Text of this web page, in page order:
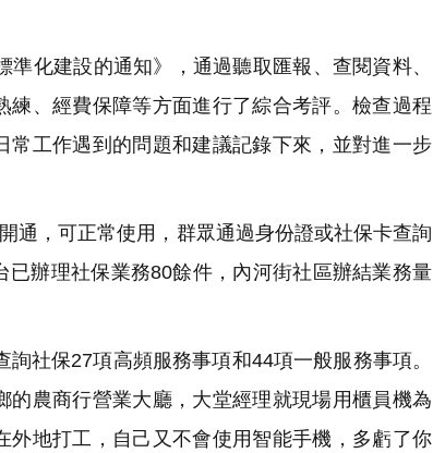
化建設的通知》，通過聽取匯報、查閱資料、
、經費保障等方面進行了綜合考評。檢查過程
工作遇到的問題和建議記錄下來，並對進一步
，可正常使用，群眾通過身份證或社保卡查詢
辦理社保業務80餘件，內河街社區辦結業務量
社保27項高頻服務事項和44項一般服務事項。
的農商行營業大廳，大堂經理就現場用櫃員機為
地打工，自己又不會使用智能手機，多虧了你